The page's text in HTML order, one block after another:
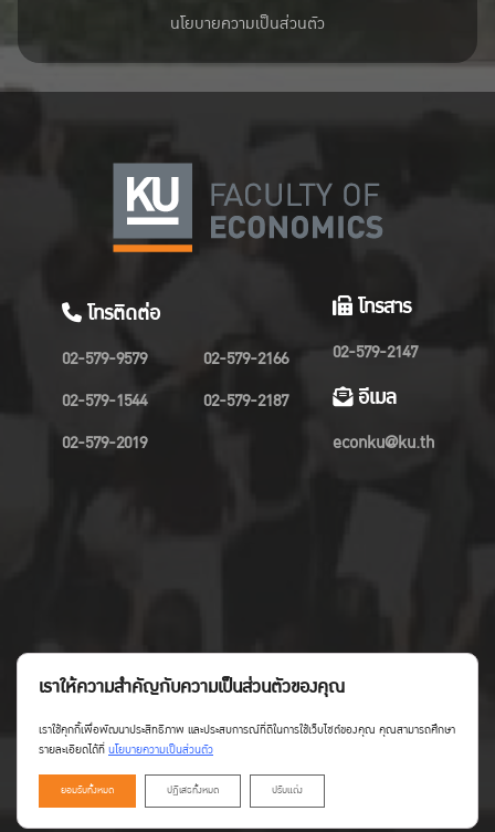
นโยบายความเป็นส่วนตัว
โทรติดต่อ
02-579-9579
02-579-1544
02-579-2019
02-579-2166
02-579-2187
โทรสาร
02-579-2147
อีเมล
econku@ku.th
Copyright©Faculty of Economics KU
เราให้ความสำคัญกับความเป็นส่วนตัวของคุณ
เราใช้คุกกี้เพื่อพัฒนาประสิทธิภาพ และประสบการณ์ที่ดีในการใช้เว็บไซต์ของคุณ คุณสามารถศึกษา
รายละเอียดได้ที่นโยบายความเป็นส่วนตัว
ยอมรับทั้งหมด ปฏิเสธทั้งหมด ปรับแต่ง